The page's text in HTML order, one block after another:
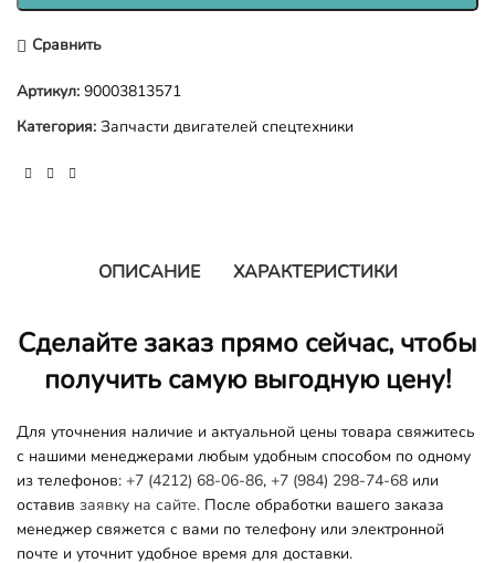
Сравнить
Артикул: 90003813571
Категория: Запчасти двигателей спецтехники
ОПИСАНИЕ ХАРАКТЕРИСТИКИ
Сделайте заказ прямо сейчас, чтобы
получить самую выгодную цену!
Для уточнения наличие и актуальной цены товара свяжитесь
с нашими менеджерами любым удобным способом по одному
из телефонов: +7 (4212) 68-06-86, +7 (984) 298-74-68 или
оставив заявку на сайте. После обработки вашего заказа
менеджер свяжется с вами по телефону или электронной
почте и уточнит удобное время для доставки.